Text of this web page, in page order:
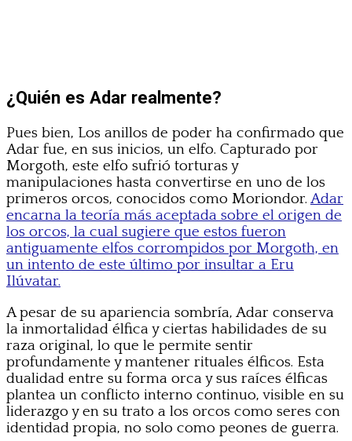
¿Quién es Adar realmente?
Pues bien, Los anillos de poder ha confirmado que
Adar fue, en sus inicios, un elfo. Capturado por
Morgoth, este elfo sufrió torturas y
manipulaciones hasta convertirse en uno de los
primeros orcos, conocidos como Moriondor. Adar
encarna la teoría más aceptada sobre el origen de
los orcos, la cual sugiere que estos fueron
antiguamente elfos corrompidos por Morgoth, en
un intento de este último por insultar a Eru
Ilúvatar.
A pesar de su apariencia sombría, Adar conserva
la inmortalidad élfica y ciertas habilidades de su
raza original, lo que le permite sentir
profundamente y mantener rituales élficos. Esta
dualidad entre su forma orca y sus raíces élficas
plantea un conflicto interno continuo, visible en su
liderazgo y en su trato a los orcos como seres con
identidad propia, no solo como peones de guerra.